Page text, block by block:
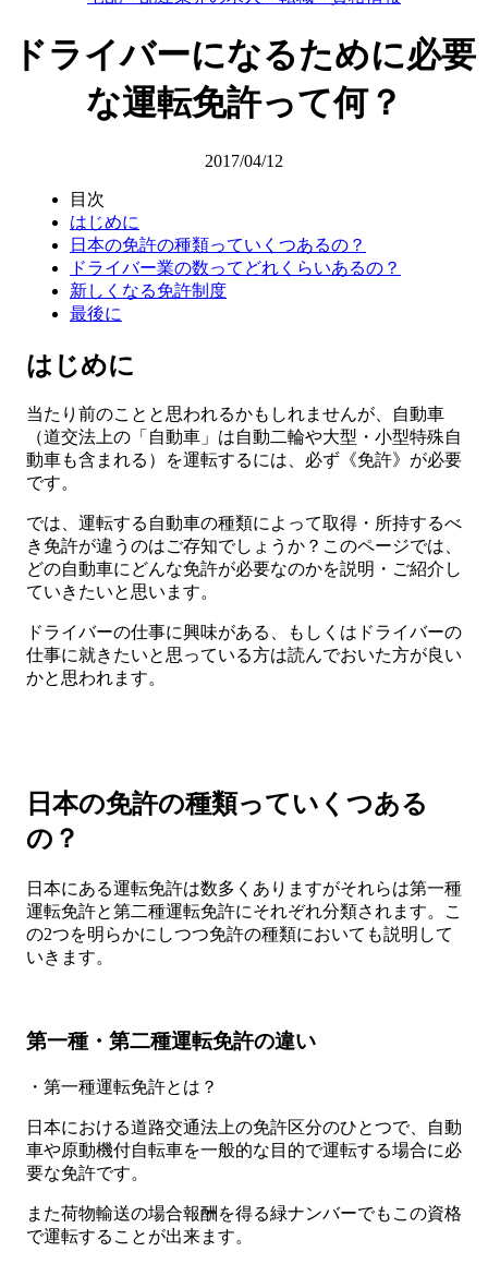
ドライバーになるために必要
な運転免許って何？
2017/04/12
目次
はじめに
日本の免許の種類っていくつあるの？
ドライバー業の数ってどれくらいあるの？
新しくなる免許制度
最後に
はじめに
当たり前のことと思われるかもしれませんが、自動車
（道交法上の「自動車」は自動二輪や大型・小型特殊自
動車も含まれる）を運転するには、必ず《免許》が必要
です。
では、運転する自動車の種類によって取得・所持するべ
き免許が違うのはご存知でしょうか？このページでは、
どの自動車にどんな免許が必要なのかを説明・ご紹介し
ていきたいと思います。
ドライバーの仕事に興味がある、もしくはドライバーの
仕事に就きたいと思っている方は読んでおいた方が良い
かと思われます。
日本の免許の種類っていくつある
の？
日本にある運転免許は数多くありますがそれらは第一種
運転免許と第二種運転免許にそれぞれ分類されます。こ
の2つを明らかにしつつ免許の種類においても説明して
いきます。
第一種・第二種運転免許の違い
・第一種運転免許とは？
日本における道路交通法上の免許区分のひとつで、自動
車や原動機付自転車を一般的な目的で運転する場合に必
要な免許です。
また荷物輸送の場合報酬を得る緑ナンバーでもこの資格
で運転することが出来ます。